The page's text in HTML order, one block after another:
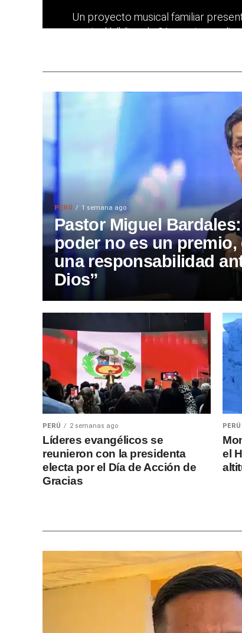
Un proyecto musical familiar
musical bíblico de 21 canciones
PERÚ 1 semana ago
Pastor Miguel
poder no es un premio,
una responsabilidad
Dios”
PERÚ 2 semanas ago
Líderes evangélicos se
reunieron con la presidenta
electa por el Día de Acción de
Gracias
PERÚ
el